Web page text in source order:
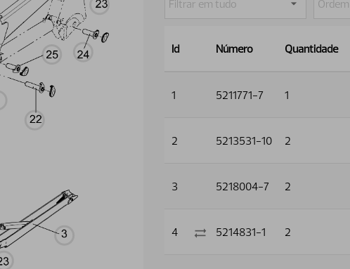
Id Número Quantidade
1 5211771-7 1
2 5213531-10 2
3 5218004-7 2
4 5214831-1 2